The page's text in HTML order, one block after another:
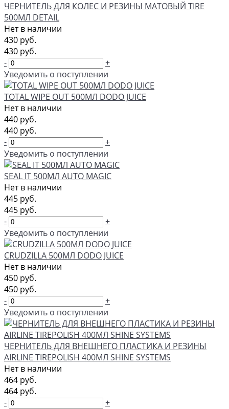
ЧЕРНИТЕЛЬ ДЛЯ КОЛЕС И РЕЗИНЫ МАТОВЫЙ TIRE
500МЛ DETAIL
Нет в наличии
430 руб.
430 руб.
-
+
Уведомить о поступлении
TOTAL WIPE OUT 500МЛ DODO JUICE
Нет в наличии
440 руб.
440 руб.
-
+
Уведомить о поступлении
SEAL IT 500МЛ AUTO MAGIC
Нет в наличии
445 руб.
445 руб.
-
+
Уведомить о поступлении
CRUDZILLA 500МЛ DODO JUICE
Нет в наличии
450 руб.
450 руб.
-
+
Уведомить о поступлении
ЧЕРНИТЕЛЬ ДЛЯ ВНЕШНЕГО ПЛАСТИКА И РЕЗИНЫ
AIRLINE TIREPOLISH 400МЛ SHINE SYSTEMS
Нет в наличии
464 руб.
464 руб.
-
+